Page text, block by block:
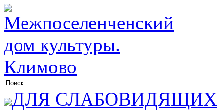
ДЛЯ СЛАБОВИДЯЩИХ